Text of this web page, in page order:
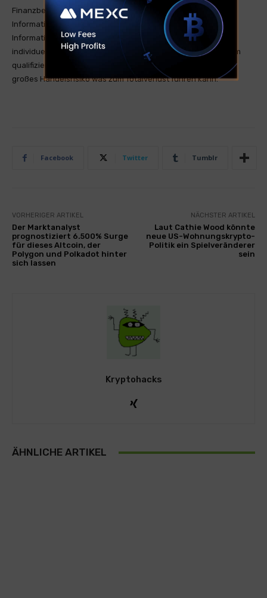
Finanzberatung dar und sind nicht als solche gedacht. Die
Informationen sind allgemeiner Natur und dienen nur zu
Informationszwecken. Wenn Sie Finanzberatung für Ihre
individuelle Situation benötigen, sollten Sie den Rat von einem
qualifizierten Finanzberater einholen. Kryptohandel hat ein
großes Handelsrisiko was zum Totalverlust führen kann.
Facebook Twitter Tumblr
VORHERIGER ARTIKEL
Der Marktanalyst
prognostiziert 6.500% Surge
für dieses Altcoin, der
Polygon und Polkadot hinter
sich lassen
NÄCHSTER ARTIKEL
Laut Cathie Wood könnte
neue US-Wohnungskrypto-
Politik ein Spielveränderer
sein
Kryptohacks
ÄHNLICHE ARTIKEL